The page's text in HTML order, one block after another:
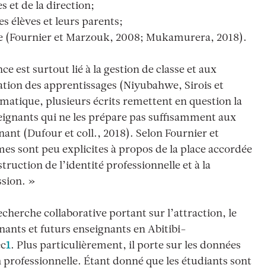
et de la direction;
élèves et leurs parents;
(Fournier et Marzouk, 2008; Mukamurera, 2018).
est surtout lié à la gestion de classe et aux
des apprentissages (Niyubahwe, Sirois et
plusieurs écrits remettent en question la
qui ne les prépare pas suffisamment aux
(Dufour et coll., 2018). Selon Fournier et
sont peu explicites à propos de la place accordée
de l’identité professionnelle et à la
»
collaborative portant sur l’attraction, le
et futurs enseignants en Abitibi-
1. Plus particulièrement, il porte sur les données
Étant donné que les étudiants sont